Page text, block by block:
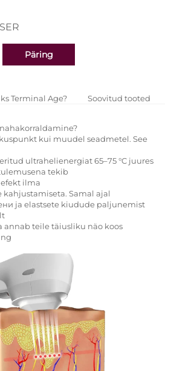
Päring
Terminal Age? Soovitud tooted
kui muudel seadmetel. See
ultrahelienergiat 65–75 °C juures
tekib
ilma
Samal ajal
ja elastsete kiudude paljunemist
annab teile täiusliku näo koos